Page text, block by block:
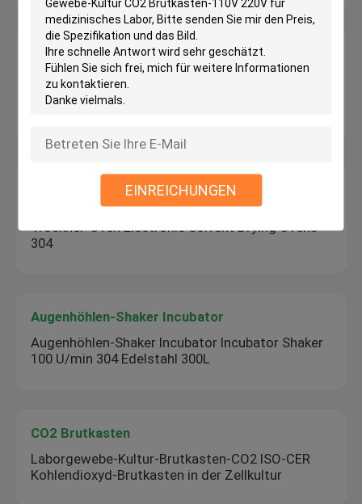
EINREICHUNGEN
Biologische Sicherheitswerkbank
1300mm biologische Biosicherheits-Kabinett-
Klasse 2 A2 Sicherheits-Kabinett LCD
Vakuumtrockenofen
Benchtop staubsaugen inneren Edelstahl
Trockner-Oven Electronic Solvent Drying Ovens
304
Augenhöhlen-Shaker Incubator
Augenhöhlen-Shaker Incubator Incubator Shaker
100 U/min 304 Edelstahl 300L
CO2 Brutkasten
Laborgewebe-Kultur-Brutkasten-CO2 ISO-CER
Kohlendioxyd-Brutkasten in der Zellkultur